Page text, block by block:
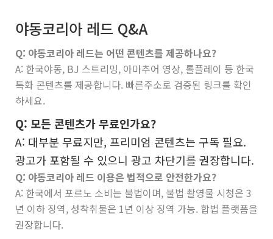
야동코리아 레드 Q&A
Q: 야동코리아 레드는 어떤 콘텐츠를 제공하나요?
A: 한국야동, BJ 스트리밍, 아마추어 영상, 롤플레이 등 한국
특화 콘텐츠를 제공합니다. 빠른주소로 검증된 링크를 확인
하세요.
Q: 모든 콘텐츠가 무료인가요?
A: 대부분 무료지만, 프리미엄 콘텐츠는 구독 필요.
광고가 포함될 수 있으니 광고 차단기를 권장합니다.
Q: 야동코리아 레드 이용은 법적으로 안전한가요?
A: 한국에서 포르노 소비는 불법이며, 불법 촬영물 시청은 3
년 이하 징역, 성착취물은 1년 이상 징역 가능. 합법 플랫폼을
권장합니다.